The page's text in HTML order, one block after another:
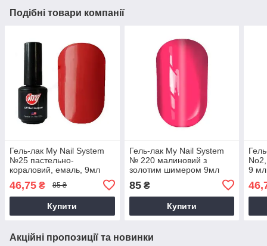
Подібні товари компанії
Гель-лак My Nail System
№25 пастельно-
кораловий, емаль, 9мл
46,75 ₴ 85 ₴
Купити
Гель-лак My Nail System
№ 220 малиновий з
золотим шимером 9мл
85₴
Купити
9 мл
Акційні пропозиції та новинки